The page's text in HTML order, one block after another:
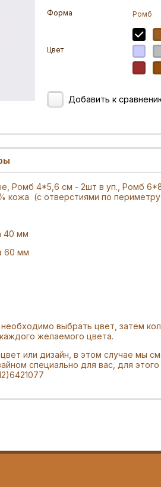
Форма Ромб
Цвет
Добавить к
Ромб 4*5,6 см - 2шт в уп., Ромб
кожа (с отверстиями по
40 мм
60 мм
выбрать цвет, затем
желаемого цвета.
или дизайн, в этом случае мы
специально для вас, для